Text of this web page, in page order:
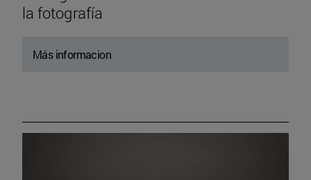
la fotografía
Más informacion